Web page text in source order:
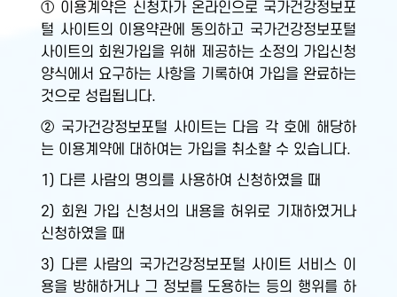
① 이용계약은 신청자가 온라인으로 국가건강정보포
털 사이트의 이용약관에 동의하고 국가건강정보포털
사이트의 회원가입을 위해 제공하는 소정의 가입신청
양식에서 요구하는 사항을 기록하여 가입을 완료하는
것으로 성립됩니다.
② 국가건강정보포털 사이트는 다음 각 호에 해당하
는 이용계약에 대하여는 가입을 취소할 수 있습니다.
1) 다른 사람의 명의를 사용하여 신청하였을 때
2) 회원 가입 신청서의 내용을 허위로 기재하였거나
신청하였을 때
3) 다른 사람의 국가건강정보포털 사이트 서비스 이
용을 방해하거나 그 정보를 도용하는 등의 행위를 하